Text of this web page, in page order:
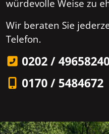
würdevolle Weise zu
Wir beraten Sie
Telefon.
0202 /
0170 / 5484672